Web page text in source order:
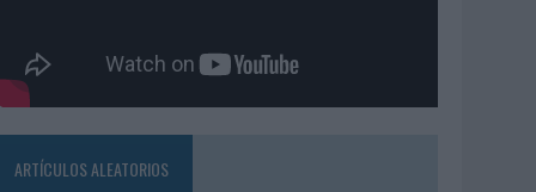
ARTÍCULOS ALEATORIOS